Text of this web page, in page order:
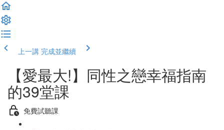
上一講 完成並繼續
【愛最大!】同性之戀幸福指南
的39堂課
免費試聽課